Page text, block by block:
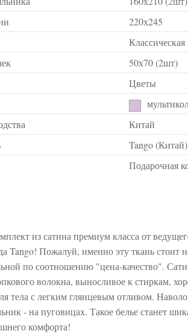
220х245
Классическая
50х70 (2шт)
Цветы
Китай
Tango (Китай)
Подарочная
из сатина премиум класса от
Tango! Пожалуй, именно эту ткань стоит
по соотношению "цена-качество".
волокна, выносливое к стиркам,
тела с легким глянцевым отливом.
- на пуговицах. Такое белье станет
комфорта!